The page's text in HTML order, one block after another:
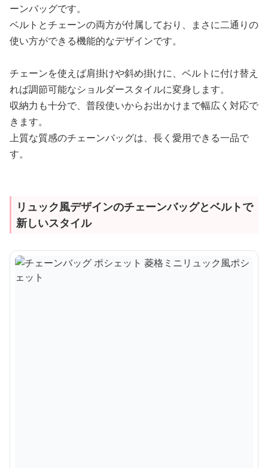
ーンバッグです。
ベルトとチェーンの両方が付属しており、まさに二通りの
使い方ができる機能的なデザインです。
チェーンを使えば肩掛けや斜め掛けに、ベルトに付け替え
れば調節可能なショルダースタイルに変身します。
収納力も十分で、普段使いからお出かけまで幅広く対応で
きます。
上質な質感のチェーンバッグは、長く愛用できる一品で
す。
リュック風デザインのチェーンバッグとベルトで
新しいスタイル